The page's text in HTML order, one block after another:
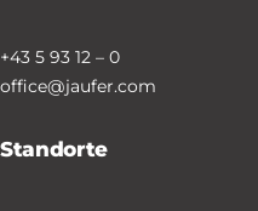
+43 5 93 12 – 0
office@jaufer.com
Standorte